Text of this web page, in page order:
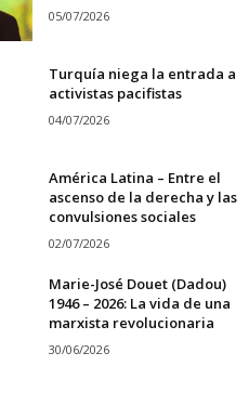
05/07/2026
Turquía niega la entrada a
activistas pacifistas
04/07/2026
América Latina – Entre el
ascenso de la derecha y las
convulsiones sociales
02/07/2026
Marie-José Douet (Dadou)
1946 – 2026: La vida de una
marxista revolucionaria
30/06/2026